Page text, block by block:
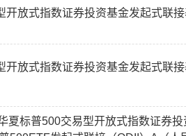
开放式指数证券投资基金发起式联
开放式指数证券投资基金发起式联
夏标普500交易型开放式指数证券